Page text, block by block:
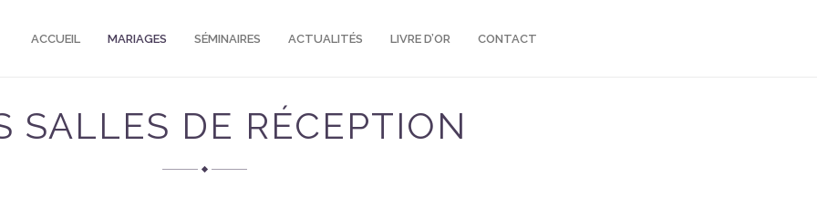
ACCUEIL MARIAGES SÉMINAIRES ACTUALITÉS LIVRE D’OR CONTACT
SALLES DE RÉCEPTION